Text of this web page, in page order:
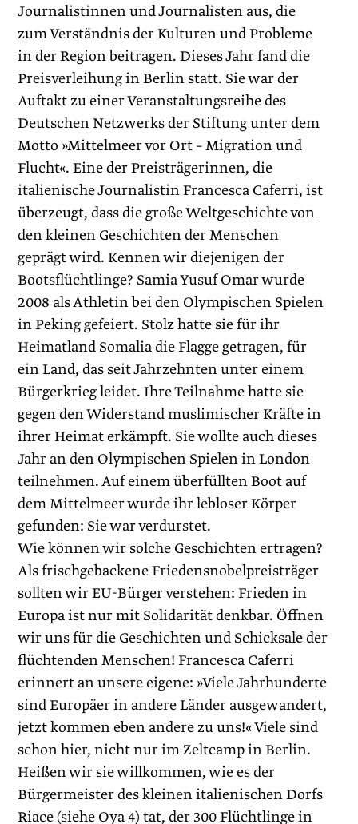
Journalistinnen und Journalisten aus, die
zum Verständnis der Kulturen und Probleme
in der Region beitragen. Dieses Jahr fand die
Preisverleihung in Berlin statt. Sie war der
Auftakt zu einer Veranstaltungsreihe des
Deutschen Netzwerks der Stiftung unter dem
Motto »Mittelmeer vor Ort – Migration und
Flucht«. Eine der Preisträgerinnen, die
italienische Journalistin Francesca Caferri, ist
überzeugt, dass die große Weltgeschichte von
den kleinen Geschichten der Menschen
geprägt wird. Kennen wir diejenigen der
Bootsflüchtlinge? Samia Yusuf Omar wurde
2008 als Athletin bei den Olympischen Spielen
in Peking gefeiert. Stolz hatte sie für ihr
Heimatland Somalia die Flagge getragen, für
ein Land, das seit Jahrzehnten unter einem
Bürgerkrieg leidet. Ihre Teilnahme hatte sie
gegen den Widerstand muslimischer Kräfte in
ihrer Heimat erkämpft. Sie wollte auch dieses
Jahr an den Olympischen Spielen in London
teilnehmen. Auf einem überfüllten Boot auf
dem Mittelmeer wurde ihr lebloser Körper
gefunden: Sie war verdurstet.
Wie können wir solche Geschichten ertragen?
Als frischgebackene Friedensnobelpreisträger
sollten wir EU-Bürger verstehen: Frieden in
Europa ist nur mit Solidarität denkbar. Öffnen
wir uns für die Geschichten und Schicksale der
flüchtenden Menschen! Francesca Caferri
erinnert an unsere eigene: »Viele Jahrhunderte
sind Europäer in andere Länder ausgewandert,
jetzt kommen eben andere zu uns!« Viele sind
schon hier, nicht nur im Zeltcamp in Berlin.
Heißen wir sie willkommen, wie es der
Bürgermeister des kleinen italienischen Dorfs
Riace (siehe Oya 4) tat, der 300 Flüchtlinge in